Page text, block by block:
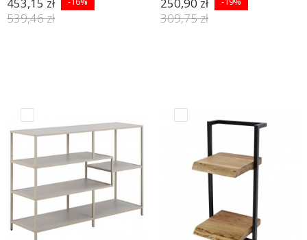
453,15 zł
539,46 zł
250,90 zł
309,75 zł